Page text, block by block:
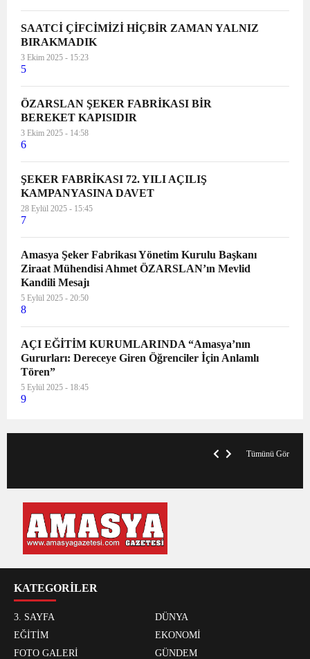
SAATCİ ÇİFCİMİZİ HİÇBİR ZAMAN YALNIZ
BIRAKMADIK
3 Ekim 2025 - 15:23
5
ÖZARSLAN ŞEKER FABRİKASI BİR
BEREKET KAPISIDIR
3 Ekim 2025 - 14:58
6
ŞEKER FABRİKASI 72. YILI AÇILIŞ
KAMPANYASINA DAVET
28 Eylül 2025 - 15:45
7
Amasya Şeker Fabrikası Yönetim Kurulu Başkanı
Ziraat Mühendisi Ahmet ÖZARSLAN’ın Mevlid
Kandili Mesajı
5 Eylül 2025 - 20:50
8
AÇI EĞİTİM KURUMLARINDA “Amasya’nın
Gururları: Dereceye Giren Öğrenciler İçin Anlamlı
Tören”
5 Eylül 2025 - 18:45
9
Tümünü Gör
KATEGORİLER
3. SAYFA
DÜNYA
EĞİTİM
EKONOMİ
FOTO GALERİ
GÜNDEM